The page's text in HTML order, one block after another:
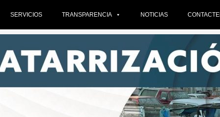
SERVICIOS TRANSPARENCIA NOTICIAS